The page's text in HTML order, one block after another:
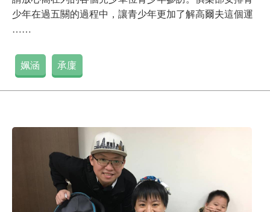
少年在過五關的過程中，讓青少年更加了解高爾夫這個運
……
姵涵 承廩